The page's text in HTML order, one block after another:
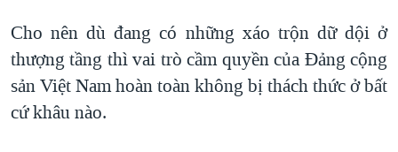
Cho nên dù đang có những xáo trộn dữ dội ở
thượng tầng thì vai trò cầm quyền của Đảng cộng
sản Việt Nam hoàn toàn không bị thách thức ở bất
cứ khâu nào.